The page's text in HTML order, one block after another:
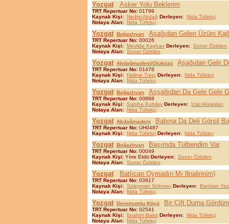
Yozgat Asker Yolu Beklerim
TRT Repertuar No: 01799
Kaynak Kişi: Nedim Akdağ Derleyen: Nida Tüfekçi
Notaya Alan: Nida Tüfekçi
Yozgat Boğazlıyan Aşağıdan Gelen Üzüm
TRT Repertuar No: 00026
Kaynak Kişi: Mevlide Kayhan Derleyen: Soner Özbilen
Notaya Alan: Soner Özbilen
Yozgat Akdağmadeni/Oluközü Aşağıdan Gelir
TRT Repertuar No: 01476
Kaynak Kişi: Halime Tunç Derleyen: Nida Tüfekçi
Notaya Alan: Nida Tüfekçi
Yozgat Boğazlıyan Aşşağıdan Da Gele Gele
TRT Repertuar No: 00868
Kaynak Kişi: Sabiha Kubilay Derleyen:
İclal Akkaplan
Notaya Alan: Nida Tüfekçi
Yozgat Akdağmadeni Babına Da Deli Gönül
TRT Repertuar No: UH0487
Kaynak Kişi: Nida Tüfekçi Derleyen: Nida Tüfekçi
Yozgat Boğazlıyan Başımda Tülbendim Var
TRT Repertuar No: 00049
Kaynak Kişi: Yöre Ekibi Derleyen: Soner Özbilen
Notaya Alan: Soner Özbilen
Yozgat Batlıcan Oymadın Mı 8nalinnim)
TRT Repertuar No: 03917
Kaynak Kişi: Süleyman Sökmen Derleyen: Banttan
Notaya Alan: Nida Tüfekçi
Yozgat Deremumlu Köyü Bir Çift Durna
TRT Repertuar No: 02541
Kaynak Kişi:
İbrahim Bakır Derleyen: Nida Tüfekçi
Notaya Alan: Nida Tüfekçi